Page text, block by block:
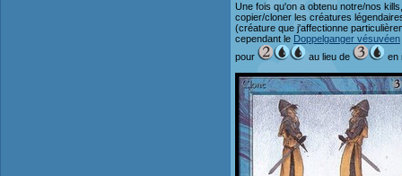
Une fois qu'on a obtenu notre/nos
copier/cloner les créatures
(créature que j'affectionne
cependant le Doppelganger vésuvéen
pour
au lieu de en